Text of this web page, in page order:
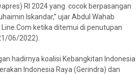
RI 2024 yang cocok berpasangan
Iskandar,” ujar Abdul Wahab
ketika ditemui di penutupan
06/2022).
hadirnya koalisi Kebangkitan Indonesia
Indonesia Raya (Gerindra) dan